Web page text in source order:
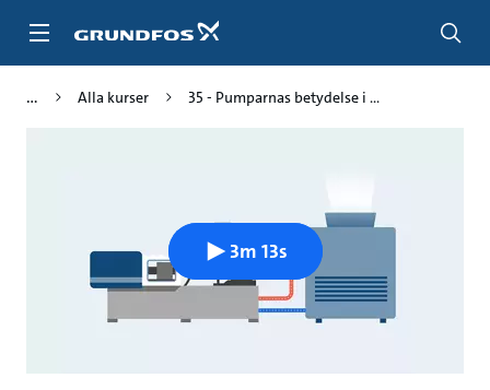
Alla kurser 35 - Pumparnas betydelse i ...
3m 13s